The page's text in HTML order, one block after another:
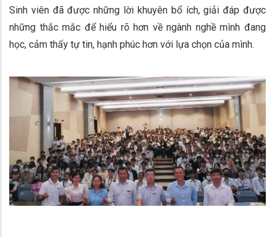
Sinh viên đã được những lời khuyên bổ ích, giải đáp được
những thắc mắc để hiểu rõ hơn về ngành nghề mình đang
học, cảm thấy tự tin, hạnh phúc hơn với lựa chọn của mình.